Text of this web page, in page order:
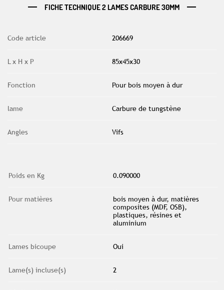
FICHE TECHNIQUE 2 LAMES CARBURE 30MM
Code article 206669
L x H x P 85x45x30
Fonction Pour bois moyen à dur
lame Carbure de tungstène
Angles Vifs
Poids en Kg 0.090000
Pour matières
bois moyen à dur, matières
composites (MDF, OSB),
plastiques, résines et
aluminium
Lames bicoupe Oui
Lame(s) incluse(s) 2